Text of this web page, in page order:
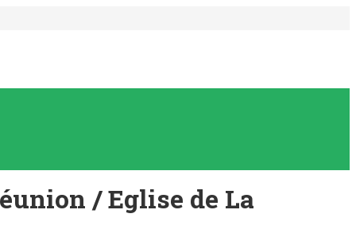
/ Eglise de La